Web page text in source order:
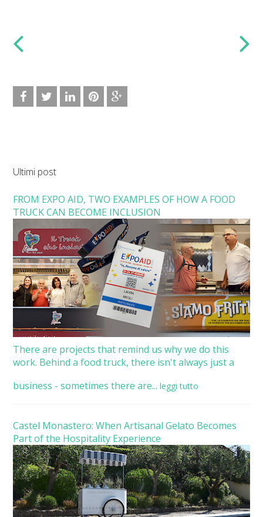
Ultimi post
FROM EXPO AID, TWO EXAMPLES OF HOW A FOOD
TRUCK CAN BECOME INCLUSION
There are projects that remind us why we do this
work. Behind a food truck, there isn't always just a
business - sometimes there are... leggi tutto
Castel Monastero: When Artisanal Gelato Becomes
Part of the Hospitality Experience